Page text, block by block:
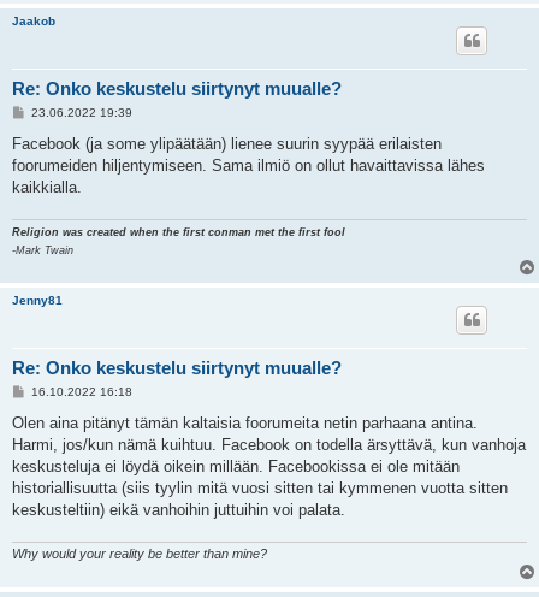
Jaakob
Re: Onko keskustelu siirtynyt muualle?
V
e
t
i
23.06.2022 19:39
Facebook (ja some ylipäätään) lienee suurin syypää erilaisten
foorumeiden hiljentymiseen. Sama ilmiö on ollut havaittavissa lähes
kaikkialla.
Religion was created when the first conman met the first fool
-Mark Twain
Jenny81
Re: Onko keskustelu siirtynyt muualle?
V
e
t
i
16.10.2022 16:18
Olen aina pitänyt tämän kaltaisia foorumeita netin parhaana antina.
Harmi, jos/kun nämä kuihtuu. Facebook on todella ärsyttävä, kun vanhoja
keskusteluja ei löydä oikein millään. Facebookissa ei ole mitään
historiallisuutta (siis tyylin mitä vuosi sitten tai kymmenen vuotta sitten
keskusteltiin) eikä vanhoihin juttuihin voi palata.
Why would your reality be better than mine?